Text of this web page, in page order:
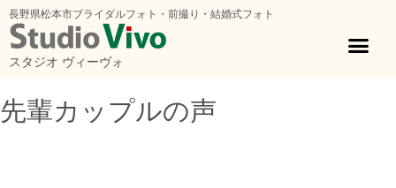
長野県松本市ブライダルフォト・前撮り・結婚式フォト
スタジオ ヴィーヴォ
先輩カップルの声